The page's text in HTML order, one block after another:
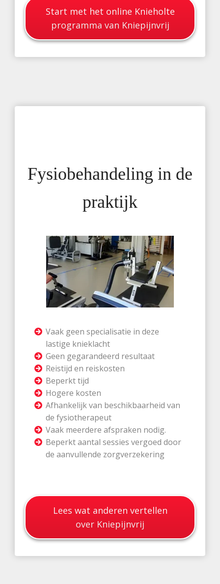
Start met het online Knieholte
programma van Kniepijnvrij
Fysiobehandeling in de
praktijk
Vaak geen specialisatie in deze
lastige knieklacht
Geen gegarandeerd resultaat
Reistijd en reiskosten
Beperkt tijd
Hogere kosten
Afhankelijk van beschikbaarheid van
de fysiotherapeut
Vaak meerdere afspraken nodig.
Beperkt aantal sessies vergoed door
de aanvullende zorgverzekering
Lees wat anderen vertellen
over Kniepijnvrij